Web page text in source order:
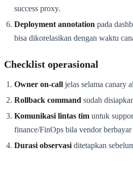
success proxy.
Deployment annotation pada
bisa dikorelasikan dengan waktu
Checklist operasional
Owner on-call jelas selama canary
Rollback command sudah
Komunikasi lintas tim untuk
finance/FinOps bila vendor berbayar
Durasi observasi ditetapkan